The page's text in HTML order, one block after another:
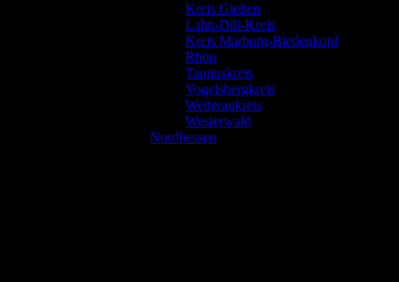
Kreis Gießen
Lahn-Dill-Kreis
Kreis Marburg-Biedenkopf
Rhön
Taunuskreis
Vogelsbergkreis
Wetteraukreis
Westerwald
Nordhessen